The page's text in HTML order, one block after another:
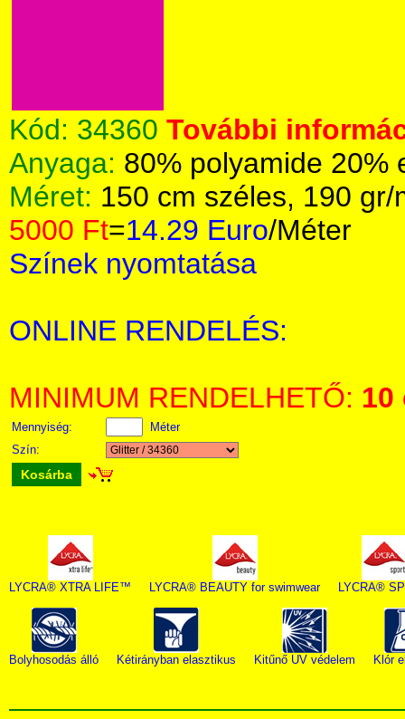
Kód: 34360 További
Anyaga: 80% polyamide 20%
Méret: 150 cm széles, 190 gr/
5000 Ft=14.29 Euro/Méter
Színek nyomtatása
ONLINE RENDELÉS:
MINIMUM RENDELHETŐ: 10
Mennyiség:
Méter
Szín:
Kosárba
LYCRA® XTRA LIFE™ LYCRA® BEAUTY for swimwear LYCRA®
Bolyhosodás álló Kétirányban elasztikus Kitűnő UV védelem Klór